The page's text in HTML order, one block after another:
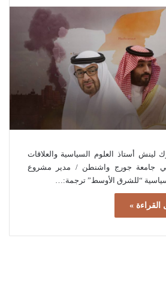
لينش أستاذ العلوم السياسية والعلاقات
في جامعة جورج واشنطن / مدير مشروع
“للشرق الأوسط” ترجمة:…
القراءة »